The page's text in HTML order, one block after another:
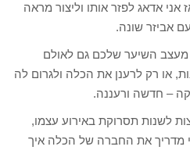
אדאג לפזר אותו וליצור מראה
אביזר שונה.
מעצב השיער שלכם גם לאולם
או רק לרענן את הכלה ולגרום לה
– חדשה ורעננה.
לשנות תסרוקת באירוע עצמו,
מדריך את החברה של הכלה איך